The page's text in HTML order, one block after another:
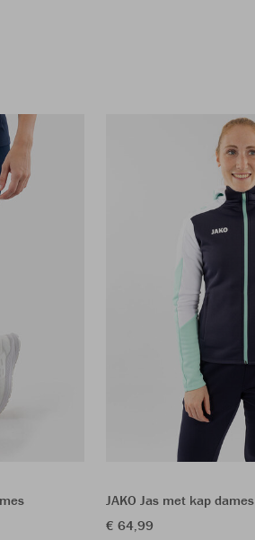
JAKO Jas met kap dames
€ 64,99